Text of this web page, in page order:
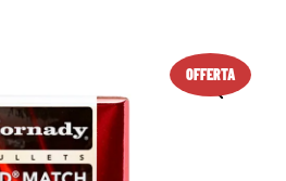
OFFERTA